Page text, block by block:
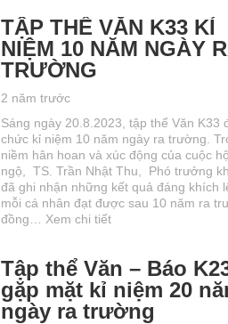
TẬP THỂ VĂN K33 KỈ
NIỆM 10 NĂM NGÀY
TRƯỜNG
2 năm trước
Sáng ngày 20.8.2023, tập thể Văn K33
chức kỉ niệm 10 năm ngày ra trường.
niềm hân hoan và xúc động của cuộc
ngộ, TS. Trần Nhật Thu, Phó trưởng
đã ghi nhận những kết quả đáng khích
mỗi cá nhân đạt được sau 10 năm ra
đồng… Xem chi tiết
Tập thể Văn – Báo
gặp mặt kỉ niệm 20
ngày ra trường